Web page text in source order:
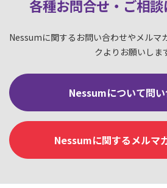
各種お問合せ・ご相
Nessumに関するお問い合わせやメルマ
クよりお願いしま
Nessumについて問
Nessumに関するメルマ